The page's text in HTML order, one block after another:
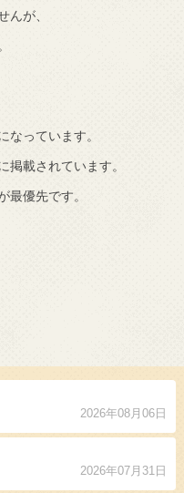
んが、
なっています。
掲載されています。
最優先です。
2026年08月06日
2026年07月31日